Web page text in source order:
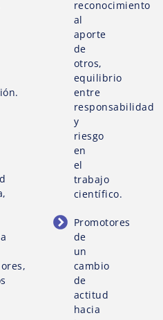
reconocimiento
al
aporte
de
otros,
equilibrio
entre
responsabilidad
y
riesgo
en
el
trabajo
científico.
Promotores
de
un
cambio
de
actitud
hacia